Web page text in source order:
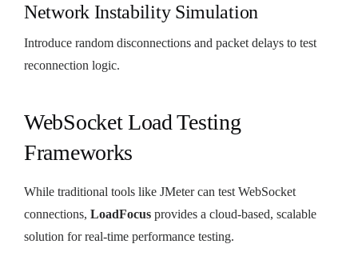
Network Instability Simulation
Introduce random disconnections and packet delays to test
reconnection logic.
WebSocket Load Testing
Frameworks
While traditional tools like JMeter can test WebSocket
connections, LoadFocus provides a cloud-based, scalable
solution for real-time performance testing.